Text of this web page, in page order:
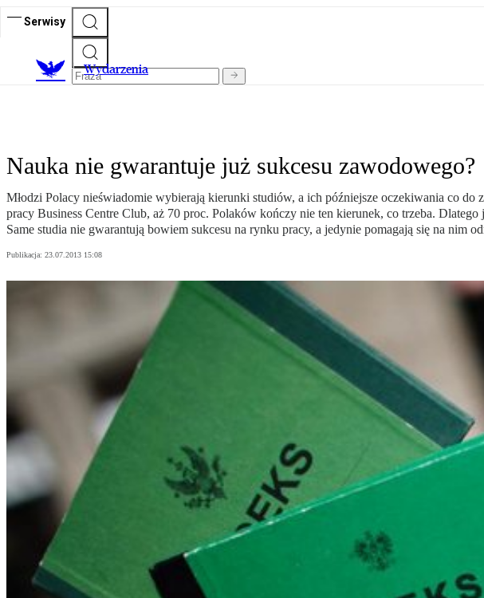
Serwisy
Wydarzenia
Nauka nie gwarantuje już sukcesu zawodowego?
Młodzi Polacy nieświadomie wybierają kierunki studiów, a ich późniejsze oczekiwania co
pracy Business Centre Club, aż 70 proc. Polaków kończy nie ten kierunek, co trzeba.
Same studia nie gwarantują bowiem sukcesu na rynku pracy, a jedynie pomagają się na nim
Publikacja: 23.07.2013 15:08